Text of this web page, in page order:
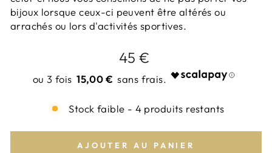
bijoux lorsque ceux-ci peuvent être altérés ou
arrachés ou lors d'activités sportives.
Prix
45 €
15,00 €
Stock faible - 4 produits restants
AJOUTER AU PANIER